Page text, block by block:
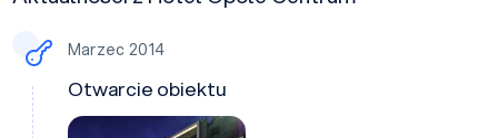
Marzec 2014
Otwarcie obiektu